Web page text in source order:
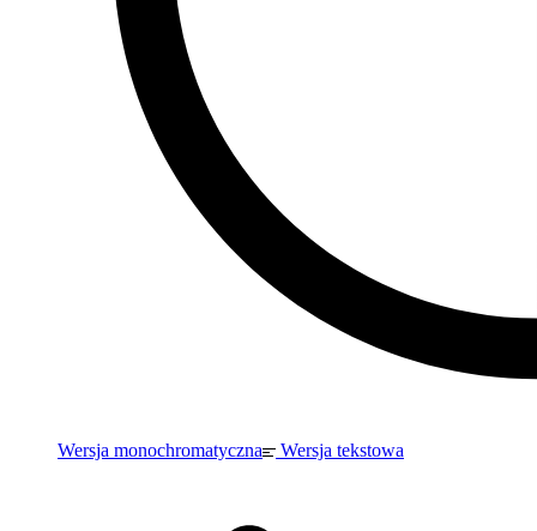
Wersja monochromatyczna Wersja tekstowa